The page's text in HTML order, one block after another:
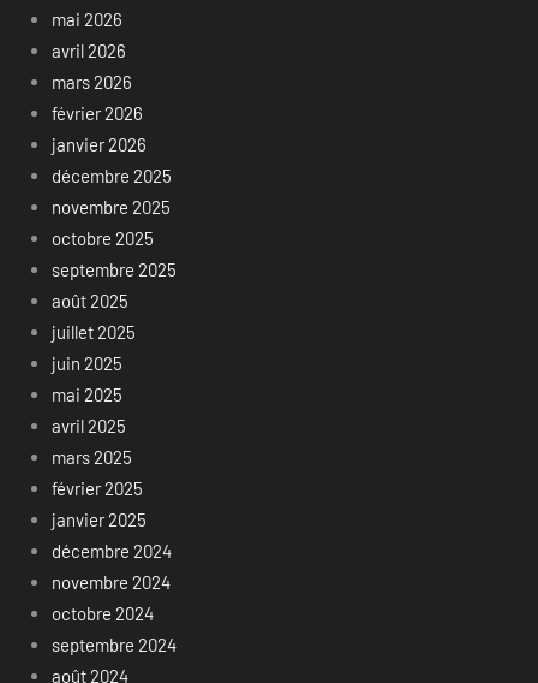
mai 2026
avril 2026
mars 2026
février 2026
janvier 2026
décembre 2025
novembre 2025
octobre 2025
septembre 2025
août 2025
juillet 2025
juin 2025
mai 2025
avril 2025
mars 2025
février 2025
janvier 2025
décembre 2024
novembre 2024
octobre 2024
septembre 2024
août 2024